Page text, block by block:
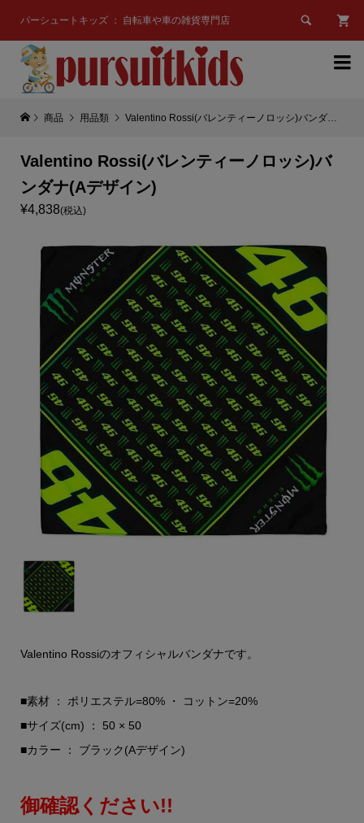
パーシュートキッズ ： 自転車や車の雑貨専門店 

商品 用品類 Valentino Rossi(バレンティーノロッシ)バンダナ(Aデザイン)
Valentino Rossi(バレンティーノロッシ)バ
ンダナ(Aデザイン)
¥4,838(税込)
Valentino Rossiのオフィシャルバンダナです。
■素材 ： ポリエステル=80% ・ コットン=20%
■サイズ(cm) ： 50 × 50
■カラー ： ブラック(Aデザイン)
御確認ください!!